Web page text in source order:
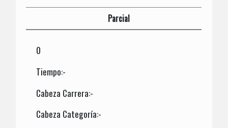
Parcial
0
Tiempo:-
Cabeza Carrera:-
Cabeza Categoría:-